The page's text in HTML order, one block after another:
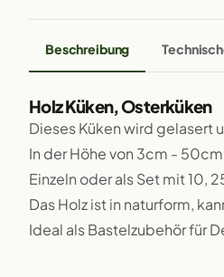
Beschreibung
Holz Küken, Osterküken
Dieses Küken wird gelasert
In der Höhe von 3cm -
Einzeln oder als Set mit 10,
Das Holz ist in naturform,
Ideal als Bastelzubehör für